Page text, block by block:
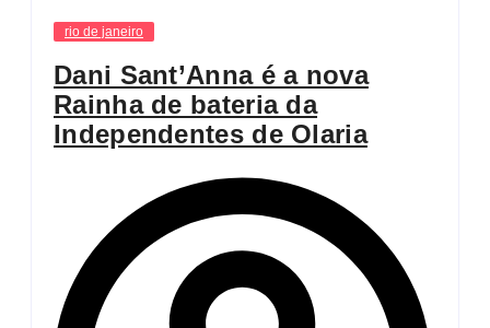
rio de janeiro
Dani Sant’Anna é a nova
Rainha de bateria da
Independentes de Olaria